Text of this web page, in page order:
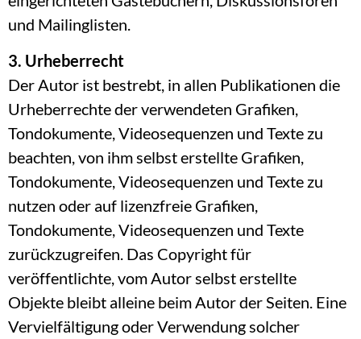
und Mailinglisten.
3. Urheberrecht
Der Autor ist bestrebt, in allen Publikationen die
Urheberrechte der verwendeten Grafiken,
Tondokumente, Videosequenzen und Texte zu
beachten, von ihm selbst erstellte Grafiken,
Tondokumente, Videosequenzen und Texte zu
nutzen oder auf lizenzfreie Grafiken,
Tondokumente, Videosequenzen und Texte
zurückzugreifen. Das Copyright für
veröffentlichte, vom Autor selbst erstellte
Objekte bleibt alleine beim Autor der Seiten. Eine
Vervielfältigung oder Verwendung solcher